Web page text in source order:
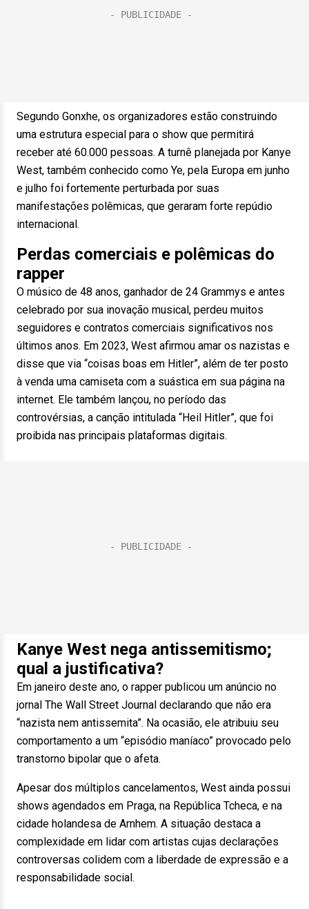
Segundo Gonxhe, os organizadores estão construindo
uma estrutura especial para o show que permitirá
receber até 60.000 pessoas. A turnê planejada por Kanye
West, também conhecido como Ye, pela Europa em junho
e julho foi fortemente perturbada por suas
manifestações polêmicas, que geraram forte repúdio
internacional.
Perdas comerciais e polêmicas do
rapper
O músico de 48 anos, ganhador de 24 Grammys e antes
celebrado por sua inovação musical, perdeu muitos
seguidores e contratos comerciais significativos nos
últimos anos. Em 2023, West afirmou amar os nazistas e
disse que via “coisas boas em Hitler”, além de ter posto
à venda uma camiseta com a suástica em sua página na
internet. Ele também lançou, no período das
controvérsias, a canção intitulada “Heil Hitler”, que foi
proibida nas principais plataformas digitais.
Kanye West nega antissemitismo;
qual a justificativa?
Em janeiro deste ano, o rapper publicou um anúncio no
jornal The Wall Street Journal declarando que não era
“nazista nem antissemita”. Na ocasião, ele atribuiu seu
comportamento a um “episódio maníaco” provocado pelo
transtorno bipolar que o afeta.
Apesar dos múltiplos cancelamentos, West ainda possui
shows agendados em Praga, na República Tcheca, e na
cidade holandesa de Arnhem. A situação destaca a
complexidade em lidar com artistas cujas declarações
controversas colidem com a liberdade de expressão e a
responsabilidade social.